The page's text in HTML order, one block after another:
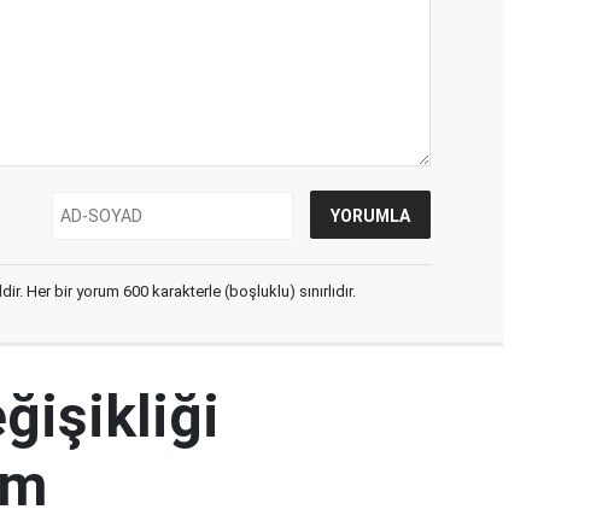
Her bir yorum 600 karakterle (boşluklu) sınırlıdır.